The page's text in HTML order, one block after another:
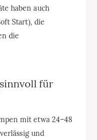
haben auch
Start), die
die
für
mit etwa 24–48
und